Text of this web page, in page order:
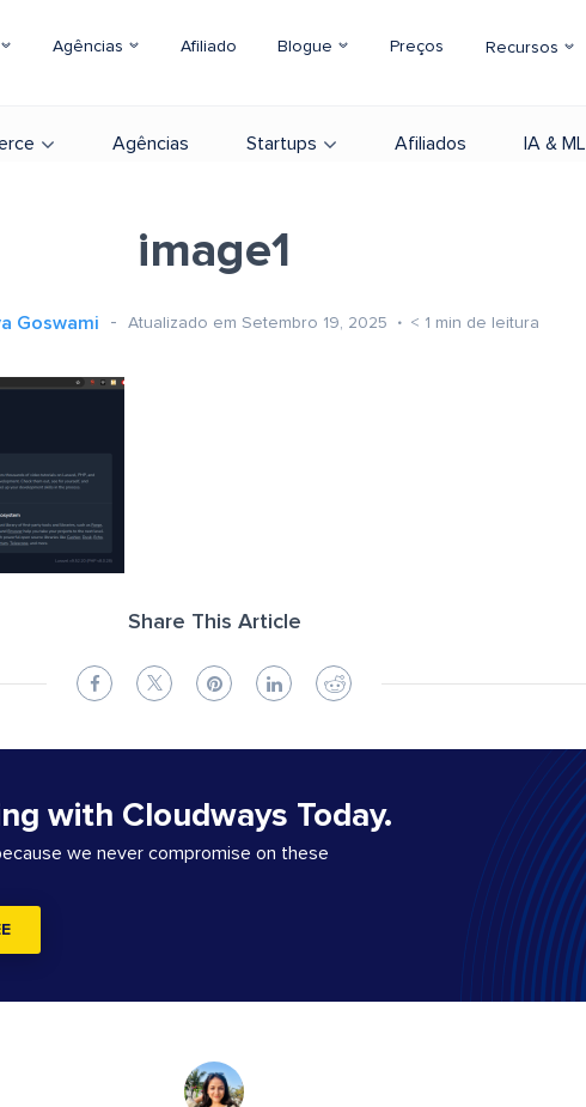
Agências Afiliado Blogue Preços Recursos
Agências Startups Afiliados IA & ML
image1
Goswami Atualizado em Setembro 19, 2025 < 1 min de leitura
Share This Article
with Cloudways Today.
we never compromise on these